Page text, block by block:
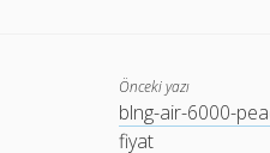
Önceki yazı
blng-air-6000-
fiyat